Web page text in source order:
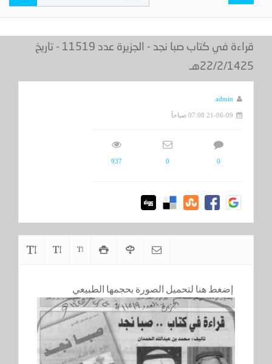
navigation
قراءة في كتاب صبا نجد - الجزيرة عدد 11519 - تاريخ
22/2/1425هـ
admin
21-06-09 07:08 صباحاً
0
0
937
إضغط هنا لتحميل الصورة بحجمها الطبيعي